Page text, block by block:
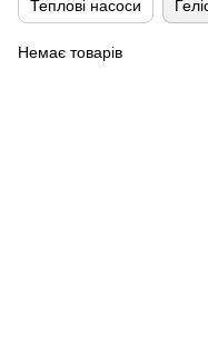
Теплові насоси
Немає товарів